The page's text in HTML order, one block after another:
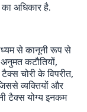
का अधिकार है.
से कानूनी रूप से
कटौतियों,
चोरी के विपरीत,
व्यक्तियों और
टैक्स योग्य इनकम